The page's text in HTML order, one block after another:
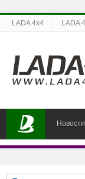
LADA 4x4 LADA
Новости